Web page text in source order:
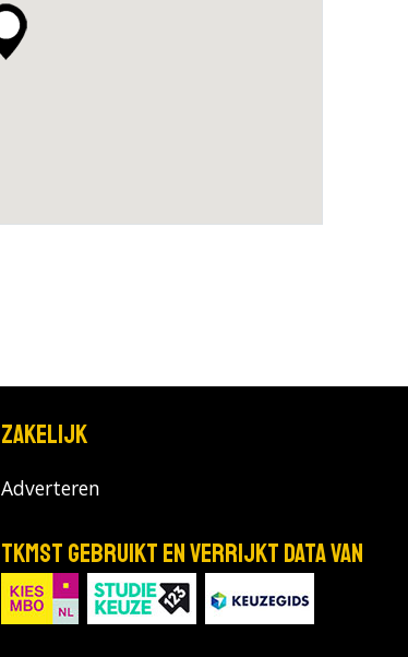
Zakelijk
Adverteren
TKMST gebruikt en verrijkt data van